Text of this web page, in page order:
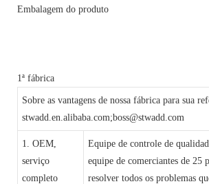
Embalagem do produto
1ª fábrica
Sobre as vantagens de nossa fábrica para sua
stwadd.en.alibaba.com;boss@stwadd.com
1. OEM,
serviço
completo
Equipe de controle de
equipe de comerciantes de 25
resolver todos os problemas